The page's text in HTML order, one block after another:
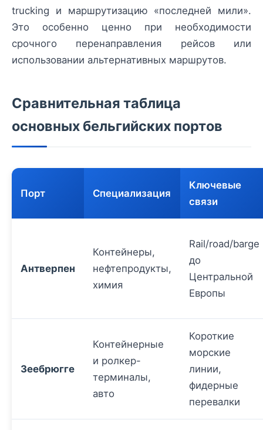
trucking и маршрутизацию «последней мили».
Это особенно ценно при необходимости
срочного перенаправления рейсов или
использовании альтернативных маршрутов.
Сравнительная таблица
основных бельгийских портов
Порт Специализация
Ключевые
связи
Антверпен
Контейнеры,
нефтепродукты,
химия
Rail/road/barge
до
Центральной
Европы
Зеебрюгге
Контейнерные
и ролкер-
терминалы,
авто
Короткие
морские
линии,
фидерные
перевалки